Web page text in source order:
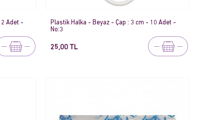
Adet -
Plastik Halka - Beyaz - Çap : 3 cm - 10 Adet -
No:3
25,00 TL